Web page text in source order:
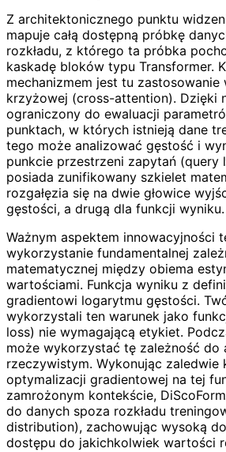
Z architektonicznego punktu
mapuje całą dostępną próbkę
rozkładu, z którego ta próbka
kaskadę bloków typu Transformer.
mechanizmem jest tu zastosowanie
krzyżowej (cross-attention). Dzięki
ograniczony do ewaluacji
punktach, w których istnieją dane
tego może analizować gęstość i
punkcie przestrzeni zapytań (query
posiada zunifikowany szkielet
rozgałęzia się na dwie głowice
gęstości, a drugą dla funkcji wyniku.
Ważnym aspektem innowacyjności
wykorzystanie fundamentalnej
matematycznej między obiema
wartościami. Funkcja wyniku z
gradientowi logarytmu gęstości.
wykorzystali ten warunek jako
loss) nie wymagającą etykiet.
może wykorzystać tę zależność do
rzeczywistym. Wykonując zaledwie
optymalizacji gradientowej na tej
zamrożonym kontekście,
do danych spoza rozkładu
distribution), zachowując wysoką
dostępu do jakichkolwiek wartości